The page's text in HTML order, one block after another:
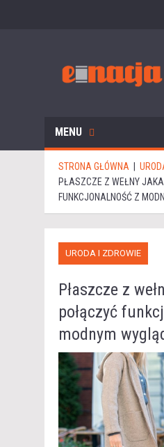
MENU
STRONA GŁÓWNA
PŁASZCZE Z WEŁNY
FUNKCJONALNOŚĆ Z
URODA I ZDROWIE
Płaszcze z
połączyć
modnym